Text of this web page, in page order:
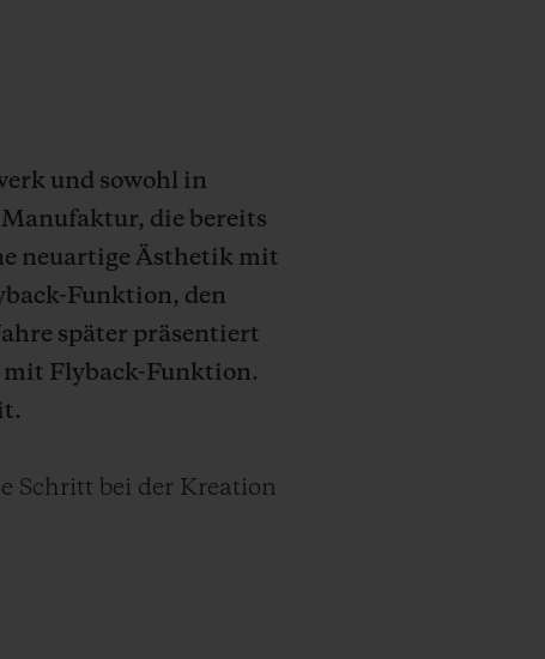
und sowohl in
die bereits
neuartige Ästhetik mit
Funktion, den
später präsentiert
mit Flyback-Funktion.
Schritt bei der Kreation